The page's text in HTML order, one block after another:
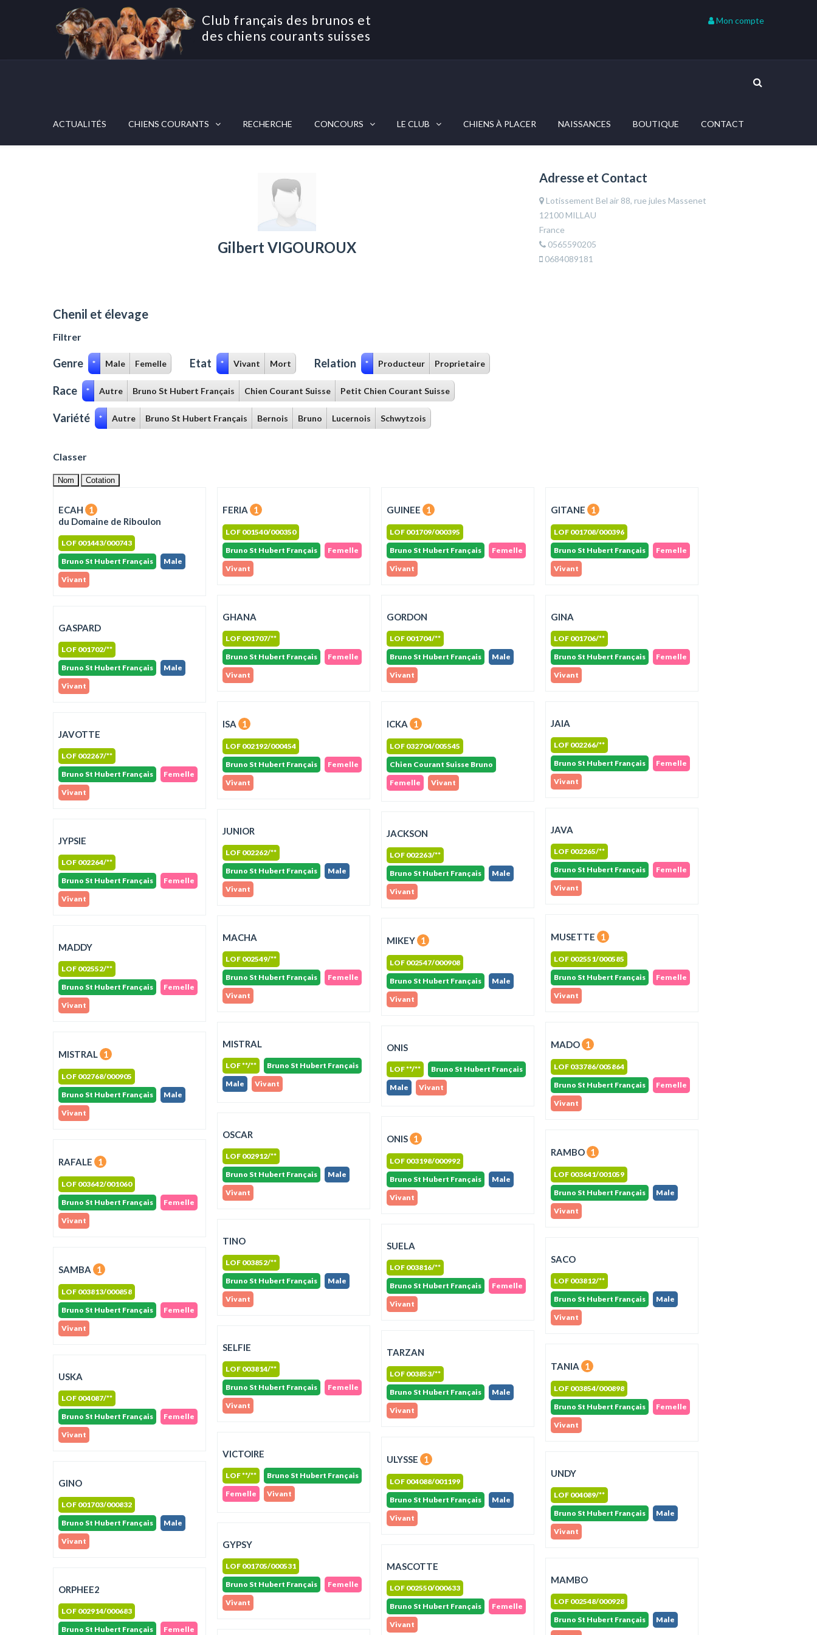
Club français des brunos et
des chiens courants suisses
Mon compte
ACTUALITÉS CHIENS COURANTS RECHERCHE CONCOURS LE CLUB CHIENS À PLACER NAISSANCES BOUTIQUE CONTACT
Gilbert VIGOUROUX
Adresse et Contact
Lotissement Bel air 88, rue jules Massenet
12100 MILLAU
France
0565590205
0684089181
Chenil et élevage
Filtrer
Genre * Male Femelle Etat * Vivant Mort Relation * Producteur Proprietaire
Race * Autre Bruno St Hubert Français Chien Courant Suisse Petit Chien Courant Suisse
Variété * Autre Bruno St Hubert Français Bernois Bruno Lucernois Schwytzois
Classer
Nom Cotation
ECAH
1
du Domaine de Riboulon
LOF 001443/000743
Bruno St Hubert Français
Male
Vivant
FERIA 1
LOF 001540/000350
Bruno St Hubert Français
Femelle
Vivant
GUINEE 1
LOF 001709/000395
Bruno St Hubert Français
Femelle
Vivant
GITANE 1
LOF 001708/000396
Bruno St Hubert Français
Femelle
Vivant
GHANA
LOF 001707/**
Bruno St Hubert Français
Femelle
Vivant
GORDON
LOF 001704/**
Bruno St Hubert Français
Male
Vivant
GINA
LOF 001706/**
Bruno St Hubert Français
Femelle
Vivant
GASPARD
LOF 001702/**
Bruno St Hubert Français
Male
Vivant
ISA 1
LOF 002192/000454
Bruno St Hubert Français
Femelle
Vivant
ICKA 1
LOF 032704/005545
Chien Courant Suisse Bruno
Femelle
Vivant
JAIA
LOF 002266/**
Bruno St Hubert Français
Femelle
Vivant
JAVOTTE
LOF 002267/**
Bruno St Hubert Français
Femelle
Vivant
JAVA
LOF 002265/**
Bruno St Hubert Français
Femelle
Vivant
JUNIOR
LOF 002262/**
Bruno St Hubert Français
Male
Vivant
JACKSON
LOF 002263/**
Bruno St Hubert Français
Male
Vivant
JYPSIE
LOF 002264/**
Bruno St Hubert Français
Femelle
Vivant
MUSETTE 1
LOF 002551/000585
Bruno St Hubert Français
Femelle
Vivant
MACHA
LOF 002549/**
Bruno St Hubert Français
Femelle
Vivant
MIKEY 1
LOF 002547/000908
Bruno St Hubert Français
Male
Vivant
MADDY
LOF 002552/**
Bruno St Hubert Français
Femelle
Vivant
MISTRAL
LOF **/**
Bruno St Hubert Français
Male
Vivant
MADO 1
LOF 033786/005864
Bruno St Hubert Français
Femelle
Vivant
ONIS
LOF **/**
Bruno St Hubert Français
Male
Vivant
MISTRAL 1
LOF 002768/000905
Bruno St Hubert Français
Male
Vivant
OSCAR
LOF 002912/**
Bruno St Hubert Français
Male
Vivant
ONIS 1
LOF 003198/000992
Bruno St Hubert Français
Male
Vivant
RAMBO 1
LOF 003641/001059
Bruno St Hubert Français
Male
Vivant
RAFALE 1
LOF 003642/001060
Bruno St Hubert Français
Femelle
Vivant
TINO
LOF 003852/**
Bruno St Hubert Français
Male
Vivant
SUELA
LOF 003816/**
Bruno St Hubert Français
Femelle
Vivant
SACO
LOF 003812/**
Bruno St Hubert Français
Male
Vivant
SAMBA 1
LOF 003813/000858
Bruno St Hubert Français
Femelle
Vivant
SELFIE
LOF 003814/**
Bruno St Hubert Français
Femelle
Vivant
TARZAN
LOF 003853/**
Bruno St Hubert Français
Male
Vivant
TANIA 1
LOF 003854/000898
Bruno St Hubert Français
Femelle
Vivant
USKA
LOF 004087/**
Bruno St Hubert Français
Femelle
Vivant
VICTOIRE
LOF **/**
Bruno St Hubert Français
Femelle
Vivant
ULYSSE 1
LOF 004088/001199
Bruno St Hubert Français
Male
Vivant
UNDY
LOF 004089/**
Bruno St Hubert Français
Male
Vivant
GINO
LOF 001703/000832
Bruno St Hubert Français
Male
Vivant
GYPSY
LOF 001705/000531
Bruno St Hubert Français
Femelle
Vivant
MASCOTTE
LOF 002550/000633
Bruno St Hubert Français
Femelle
Vivant
MAMBO
LOF 002548/000928
Bruno St Hubert Français
Male
ORPHEE2
LOF 002914/000683
Bruno St Hubert Français
Femelle